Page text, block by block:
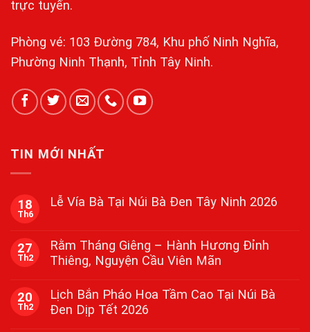
trực tuyến.
Phòng vé: 103 Đường 784, Khu phố Ninh Nghĩa,
Phường Ninh Thạnh, Tỉnh Tây Ninh.
TIN MỚI NHẤT
18
Th6
Lễ Vía Bà Tại Núi Bà Đen Tây Ninh 2026
bình
luận
ở
Bà
Tại
Núi
27
Th2
Rằm Tháng Giêng – Hành Hương Đỉnh
Thiêng, Nguyện Cầu Viên Mãn
bình
luận
20
Th2
Lịch Bắn Pháo Hoa Tầm Cao Tại Núi Bà
Đen Dịp Tết 2026